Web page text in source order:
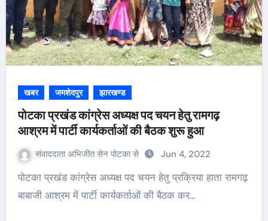
खबर जमशेदपुर झारखण्ड
पोटका प्रखंड कांग्रेस अध्यक्ष पद चयन हेतु रामगढ़
आश्रम में पार्टी कार्यकर्ताओं की बैठक शुरू हुआ
संवाददाता अभिजीत सेन पोटका से Jun 4, 2022
पोटका प्रखंड कांग्रेस अध्यक्ष पद चयन हेतु प्रक्रिया हाता रामगढ़
बाबाजी आश्रम में पार्टी कार्यकर्ताओं की बैठक कर…